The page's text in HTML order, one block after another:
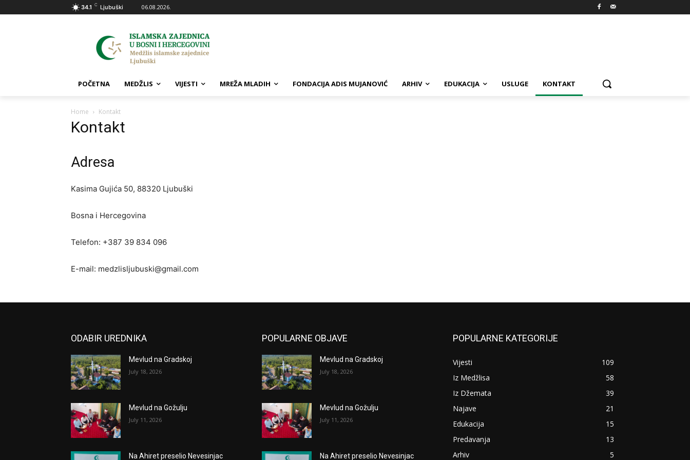
34.1 C Ljubuški 06.08.2026.
POČETNA MEDŽLIS VIJESTI MREŽA MLADIH FONDACIJA ADIS MUJANOVIĆ ARHIV EDUKACIJA USLUGE KONTAKT
Home Kontakt
Kontakt
Adresa
Kasima Gujića 50, 88320 Ljubuški
Bosna i Hercegovina
Telefon: +387 39 834 096
E-mail: medzlisljubuski@gmail.com
ODABIR UREDNIKA
Mevlud na Gradskoj
July 18, 2026
Mevlud na Gožulju
July 11, 2026
Na Ahiret preselio Nevesinjac
POPULARNE OBJAVE
Mevlud na Gradskoj
July 18, 2026
Mevlud na Gožulju
July 11, 2026
Na Ahiret preselio Nevesinjac
POPULARNE KATEGORIJE
Vijesti
109
Iz Medžlisa
58
Iz Džemata
39
Najave
21
Edukacija
15
Predavanja
13
Arhiv
5